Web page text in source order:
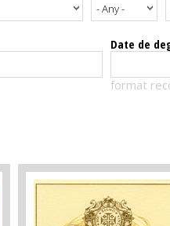
Date de
format